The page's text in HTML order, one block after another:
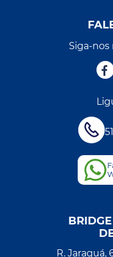
Siga-nos
51
R. Jaraguá,